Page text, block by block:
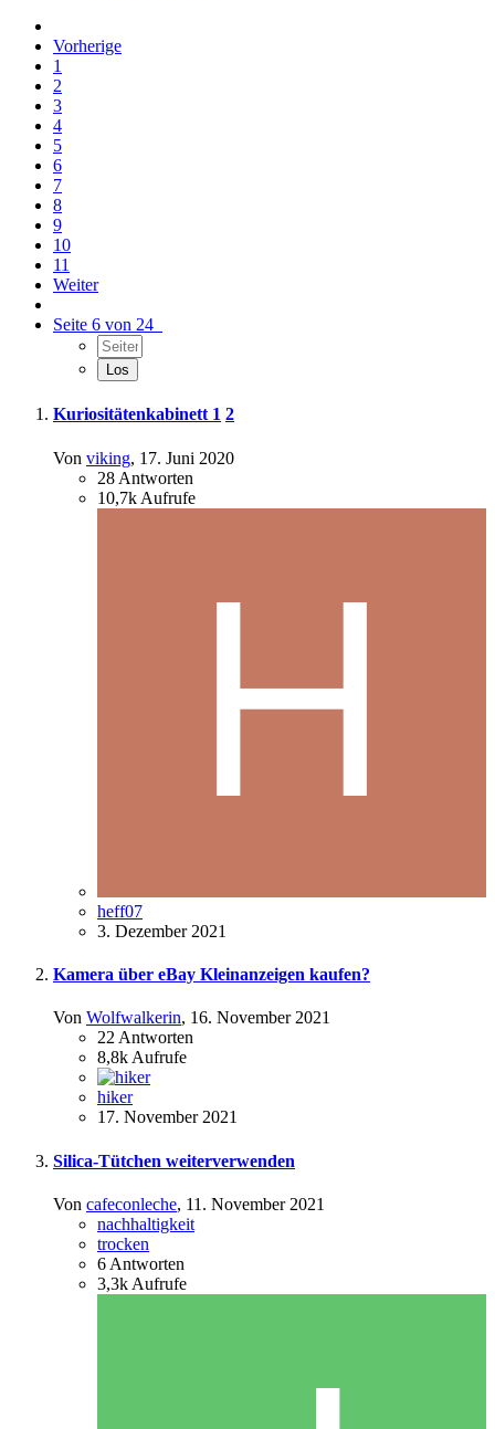
Vorherige
1
2
3
4
5
6
7
8
9
10
11
Weiter
Seite 6 von 24
Kuriositätenkabinett 1 2
Von viking, 17. Juni 2020
28 Antworten
10,7k Aufrufe
heff07
3. Dezember 2021
Kamera über eBay Kleinanzeigen kaufen?
Von Wolfwalkerin, 16. November 2021
22 Antworten
8,8k Aufrufe
hiker
17. November 2021
Silica-Tütchen weiterverwenden
Von cafeconleche, 11. November 2021
nachhaltigkeit
trocken
6 Antworten
3,3k Aufrufe